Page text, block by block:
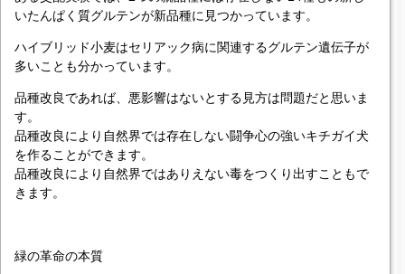
いたんぱく質グルテンが新品種に見つかっています。
ハイブリッド小麦はセリアック病に関連するグルテン遺伝子が
多いことも分かっています。
品種改良であれば、悪影響はないとする見方は問題だと思いま
す。
品種改良により自然界では存在しない闘争心の強いキチガイ犬
を作ることができます。
品種改良により自然界ではありえない毒をつくり出すこともで
きます。
緑の革命の本質